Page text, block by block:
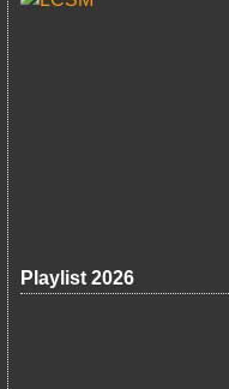
Playlist 2026